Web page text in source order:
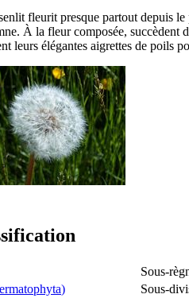
fleurit presque partout depuis
À la fleur composée, succèdent
leurs élégantes aigrettes de poils
Sous-
)
Sous-